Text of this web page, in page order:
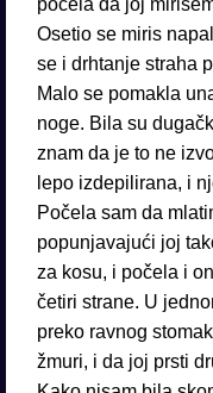
počela da joj
Osetio se miris
se i drhtanje straha
Malo se pomakla
noge. Bila su
znam da je to ne
lepo izdepilirana, i
Počela sam da
popunjavajući joj
za kosu, i počela i
četiri strane. U
preko ravnog
žmuri, i da joj prsti